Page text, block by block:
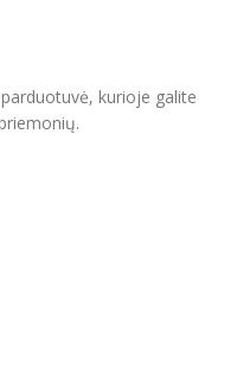
kurioje galite